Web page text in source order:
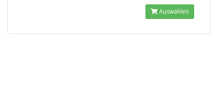
Auswählen